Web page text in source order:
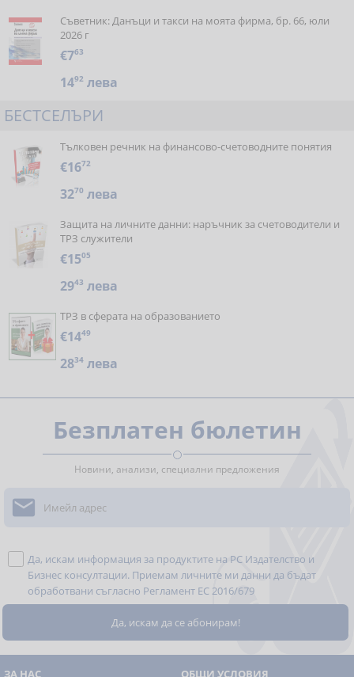
Съветник: Данъци и такси на моята фирма, бр. 66, юли
2026 г
€763
1492 лева
БЕСТСЕЛЪРИ
Тълковен речник на финансово-счетоводните понятия
€1672
3270 лева
Защита на личните данни: наръчник за счетоводители и
ТРЗ служители
€1505
2943 лева
ТРЗ в сферата на образованието
€1449
2834 лева
Безплатен бюлетин
Новини, анализи, специални предложения

Да, искам информация за продуктите на РС Издателство и
Бизнес консултации. Приемам личните ми данни да бъдат
обработвани съгласно Регламент ЕС 2016/679
ЗА НАС ОБЩИ УСЛОВИЯ